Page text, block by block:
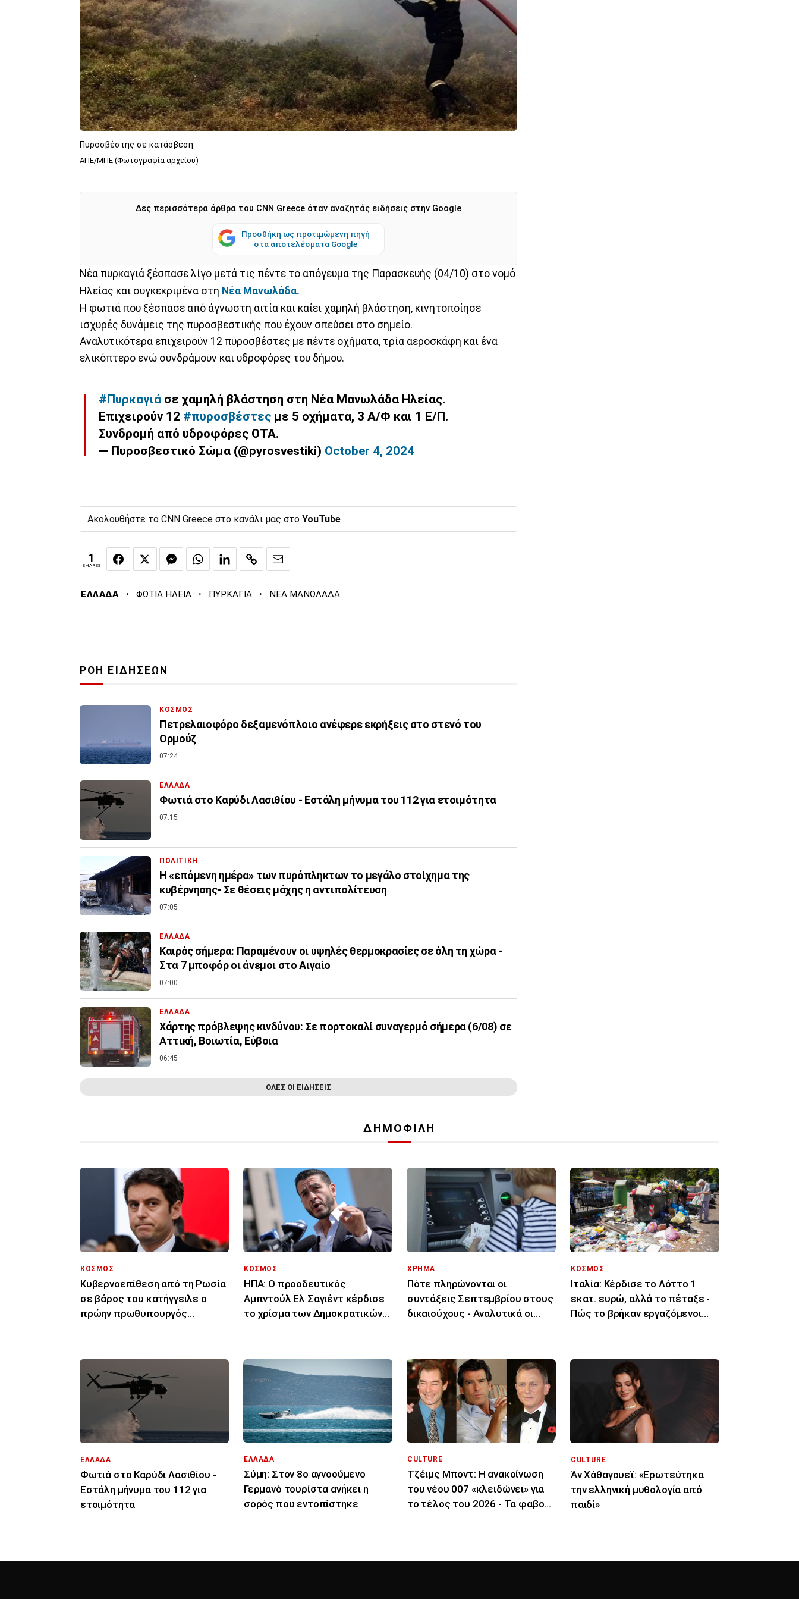
Πυροσβέστης σε κατάσβεση
ΑΠΕ/ΜΠΕ (Φωτογραφία αρχείου)
Δες περισσότερα άρθρα του CNN Greece όταν αναζητάς ειδήσεις στην Google
Προσθήκη ως προτιμώμενη πηγή
στα αποτελέσματα Google
Νέα πυρκαγιά ξέσπασε λίγο μετά τις πέντε το απόγευμα της Παρασκευής (04/10) στο νομό
Ηλείας και συγκεκριμένα στη Νέα Μανωλάδα.
Η φωτιά που ξέσπασε από άγνωστη αιτία και καίει χαμηλή βλάστηση, κινητοποίησε
ισχυρές δυνάμεις της πυροσβεστικής που έχουν σπεύσει στο σημείο.
Αναλυτικότερα επιχειρούν 12 πυροσβέστες με πέντε οχήματα, τρία αεροσκάφη και ένα
ελικόπτερο ενώ συνδράμουν και υδροφόρες του δήμου.
#Πυρκαγιά σε χαμηλή βλάστηση στη Νέα Μανωλάδα Ηλείας.
Επιχειρούν 12 #πυροσβέστες με 5 οχήματα, 3 Α/Φ και 1 Ε/Π.
Συνδρομή από υδροφόρες ΟΤΑ.
— Πυροσβεστικό Σώμα (@pyrosvestiki) October 4, 2024
Ακολουθήστε το CNN Greece στο κανάλι μας στο YouTube
1
SHARES
ΕΛΛΑΔΑ · ΦΩΤΙΑ ΗΛΕΙΑ · ΠΥΡΚΑΓΙΑ · ΝΕΑ ΜΑΝΩΛΑΔΑ
ΡΟΗ ΕΙΔΗΣΕΩΝ
ΚΟΣΜΟΣ
Πετρελαιοφόρο δεξαμενόπλοιο ανέφερε εκρήξεις στο στενό του
Ορμούζ
07:24
ΕΛΛΑΔΑ
Φωτιά στο Καρύδι Λασιθίου - Εστάλη μήνυμα του 112 για ετοιμότητα
07:15
ΠΟΛΙΤΙΚΗ
Η «επόμενη ημέρα» των πυρόπληκτων το μεγάλο στοίχημα της
κυβέρνησης- Σε θέσεις μάχης η αντιπολίτευση
07:05
ΕΛΛΑΔΑ
Καιρός σήμερα: Παραμένουν οι υψηλές θερμοκρασίες σε όλη τη χώρα -
Στα 7 μποφόρ οι άνεμοι στο Αιγαίο
07:00
ΕΛΛΑΔΑ
Χάρτης πρόβλεψης κινδύνου: Σε πορτοκαλί συναγερμό σήμερα (6/08) σε
Αττική, Βοιωτία, Εύβοια
06:45
ΟΛΕΣ ΟΙ ΕΙΔΗΣΕΙΣ
ΔΗΜΟΦΙΛΗ
ΚΟΣΜΟΣ
Κυβερνοεπίθεση από τη Ρωσία
σε βάρος του κατήγγειλε ο
πρώην πρωθυπουργός
ΚΟΣΜΟΣ
ΗΠΑ: Ο προοδευτικός
Αμπντούλ Ελ Σαγιέντ κέρδισε
το χρίσμα των Δημοκρατικών
ΧΡΗΜΑ
Πότε πληρώνονται οι
συντάξεις Σεπτεμβρίου στους
δικαιούχους - Αναλυτικά οι
ΚΟΣΜΟΣ
Ιταλία: Κέρδισε το Λόττο 1
εκατ. ευρώ, αλλά το πέταξε -
Πώς το βρήκαν εργαζόμενοι
ΕΛΛΑΔΑ
Φωτιά στο Καρύδι Λασιθίου -
Εστάλη μήνυμα του 112 για
ετοιμότητα
ΕΛΛΑΔΑ
Σύμη: Στον 8ο αγνοούμενο
Γερμανό τουρίστα ανήκει η
σορός που εντοπίστηκε
CULTURE
Τζέιμς Μποντ: Η ανακοίνωση
του νέου 007 «κλειδώνει» για
το τέλος του 2026 - Τα φαβορί
CULTURE
Άν Χάθαγουεϊ: «Ερωτεύτηκα
την ελληνική μυθολογία από
παιδί»